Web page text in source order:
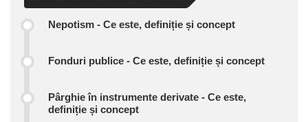
Nepotism - Ce este, definiție și concept
Fonduri publice - Ce este, definiție și concept
Pârghie în instrumente derivate - Ce este,
definiție și concept